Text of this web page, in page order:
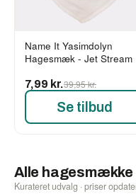
Name It Yasimdolyn
Hagesmæk - Jet Stream
7,99 kr.39,95 kr.
Se tilbud
Alle hagesmække
Kurateret udvalg · priser